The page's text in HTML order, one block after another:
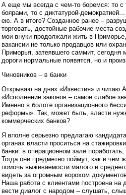
А еще мы всегда с чем-то боремся: то с
боярами, то с диктатурой-
ею. А в итоге? Созданное ранее –
торговать, достойные рабочие места
мои внуки продолжали жить в
вакансии не только продавцов или
Приморья, затеявшего саммит, сегодня
дороги нормальные появятся, но и
Чиновников – в банки
Открываю на днях «Известия» и
«Исполнение законов – самое слабое
Именно в болоте организационного
реформы». Так, может быть, власти
коммерческих банков?
Я вполне серьезно предлагаю
органах власти проситься на
банки: в операционном зале
Тогда они предметно поймут, как и чем
помочь выживаемости малого и
видеть за огромным ворохом
Наша работа с клиентами построена на
вести диалог с народом – слушать,